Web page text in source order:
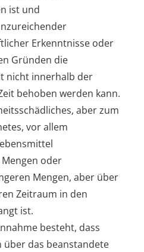
ist und
Erkenntnisse oder
Gründen die
nicht innerhalb der
behoben werden kann.
aber zum
vor allem
oder
Mengen, aber über
Zeitraum in den
ist.
besteht, dass
das beanstandete